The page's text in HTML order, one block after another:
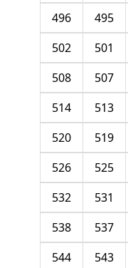
495
496
501
502
507
508
513
514
519
520
525
526
531
532
537
538
543
544